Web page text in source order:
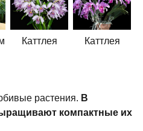
Каттлея Каттлея
растения. В
компактные их